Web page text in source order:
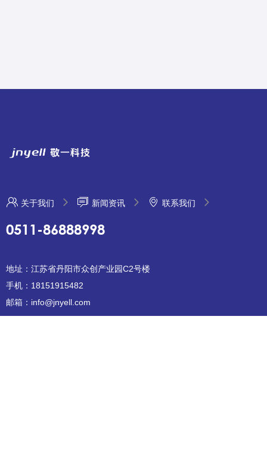
关于我们 新闻资讯 联系我们
0511-86888998
地址：江苏省丹阳市众创产业园C2号楼
手机：18151915482
邮箱：info@jnyell.com